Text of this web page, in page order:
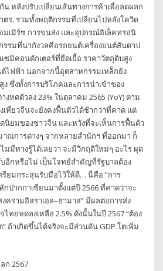
หลังปรับเปลี่ยนเส้นทางการค้าเพื่อลดผลก
ตร. รวมทั้งพฤติกรรมที่เปลี่ยนไปหลังโควิด
เมิร์ซ การขนส่ง และอุปกรณ์อิเล็คทรอนิ
รรมที่น่ากังวลคือรถยนต์เครื่องยนต์สันดาป
ซมิคอนดักเตอร์ที่ยืดเยื้อ ราคาวัตถุดิบสูง
ไฟฟ้า นอกจากนี้อุตสาหกรรมเหล็กยัง
ซึ่งทั้งการบริโภคและการนำเข้าของ
หดตัวลง 23% ในตุลาคม 2565 (YoY) ตาม
ที่ยวจีนจะยังคงฟื้นตัวได้ช้ากว่าที่คาด แต่
นิยมของชาวจีน และหวังที่จะเห็นการฟื้นตัว
าณการต่างๆ จากหลายสำนักฯ ที่ออกมา ก็
ไม่มีทางรู้ได้เลยว่า จะมีวิกฤติใหม่ๆ อะไร ผุด
อีกหรือไม่ เป็นโจทย์สำคัญที่รัฐบาลต้อง
ยมกระสุนรับมือไว้ให้ดี… นี่คือ “การ
กปากกาเซียนมาตั้งแต่ปี 2566 ที่คาดว่าจะ
ครามอิสราเอล–ฮามาส” มีผลต่อการส่ง
ทยหดลงเหลือ 2.5% ดังนั้นในปี 2567 “ต้อง
ถ้าเกิดขึ้นได้จริงจะมีส่วนดัน GDP โตเพิ่ม